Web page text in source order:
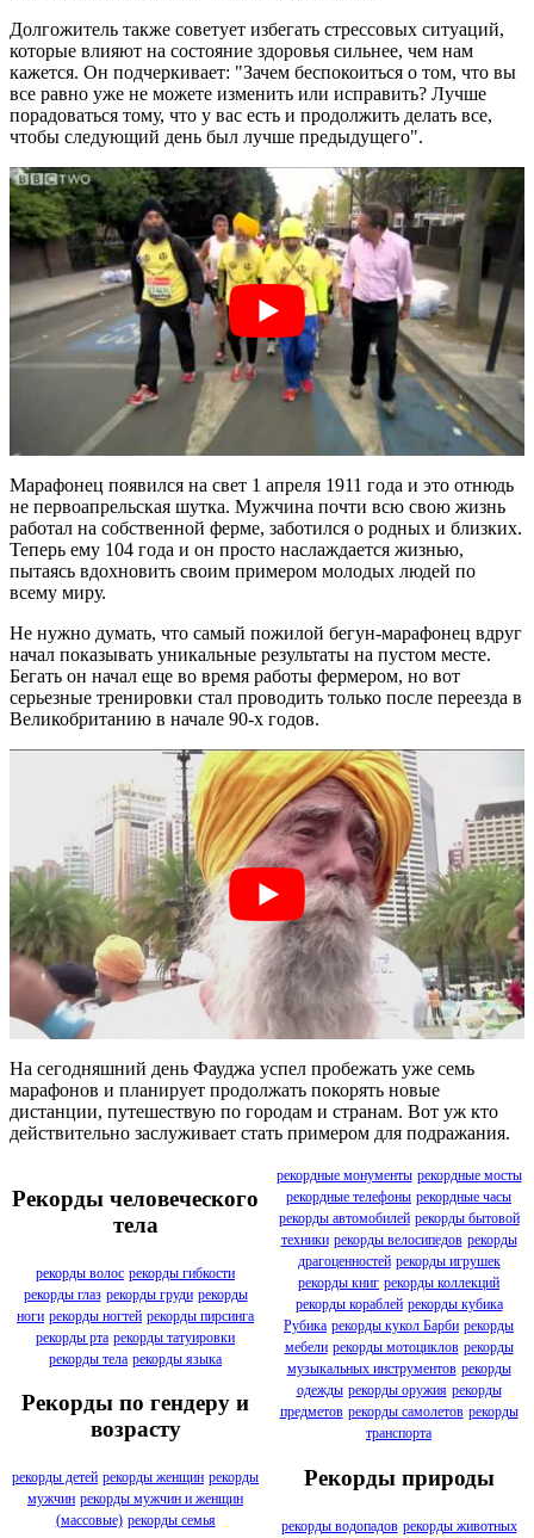
Долгожитель также советует избегать стрессовых ситуаций,
которые влияют на состояние здоровья сильнее, чем нам
кажется. Он подчеркивает: "Зачем беспокоиться о том, что вы
все равно уже не можете изменить или исправить? Лучше
порадоваться тому, что у вас есть и продолжить делать все,
чтобы следующий день был лучше предыдущего".
Марафонец появился на свет 1 апреля 1911 года и это отнюдь
не первоапрельская шутка. Мужчина почти всю свою жизнь
работал на собственной ферме, заботился о родных и близких.
Теперь ему 104 года и он просто наслаждается жизнью,
пытаясь вдохновить своим примером молодых людей по
всему миру.
Не нужно думать, что самый пожилой бегун-марафонец вдруг
начал показывать уникальные результаты на пустом месте.
Бегать он начал еще во время работы фермером, но вот
серьезные тренировки стал проводить только после переезда в
Великобританию в начале 90-х годов.
На сегодняшний день Фауджа успел пробежать уже семь
марафонов и планирует продолжать покорять новые
дистанции, путешествую по городам и странам. Вот уж кто
действительно заслуживает стать примером для подражания.
Рекорды человеческого
тела
рекорды волос рекорды гибкости
рекорды глаз рекорды груди рекорды
ноги рекорды ногтей рекорды пирсинга
рекорды рта рекорды татуировки
рекорды тела рекорды языка
Рекорды по гендеру и
возрасту
рекорды детей рекорды женщин рекорды
мужчин рекорды мужчин и женщин
(массовые) рекорды семья
рекордные монументы рекордные мосты
рекордные телефоны рекордные часы
рекорды автомобилей рекорды бытовой
техники рекорды велосипедов рекорды
драгоценностей рекорды игрушек
рекорды книг рекорды коллекций
рекорды кораблей рекорды кубика
Рубика рекорды кукол Барби рекорды
мебели рекорды мотоциклов рекорды
музыкальных инструментов рекорды
одежды рекорды оружия рекорды
предметов рекорды самолетов рекорды
транспорта
Рекорды природы
рекорды водопадов рекорды животных